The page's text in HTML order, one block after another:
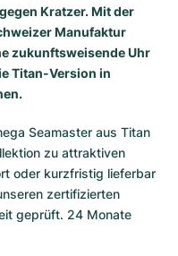
Kratzer. Mit der
Manufaktur
zukunftsweisende Uhr
Titan-Version in
Seamaster aus Titan
zu attraktiven
oder kurzfristig lieferbar
zertifizierten
geprüft. 24 Monate